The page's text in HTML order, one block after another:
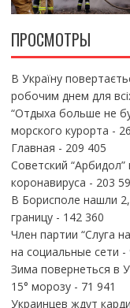
ПРОСМОТРЫ
В Україну
робочим днем для
“Отдыха больше не
морского курорта -
Главная - 209 405
Советский
коронавируса - 203
В Борисполе нашли
границу- 142 360
Член партии “Слуга
на социальные сети -
Зима повернеться в
15° морозу- 71 941
Украинцев ждут